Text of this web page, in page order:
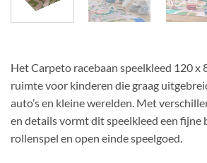
Het Carpeto racebaan speelkleed 120 x
ruimte voor kinderen die graag
auto’s en kleine werelden. Met
en details vormt dit speelkleed een fijne
rollenspel en open einde speelgoed.